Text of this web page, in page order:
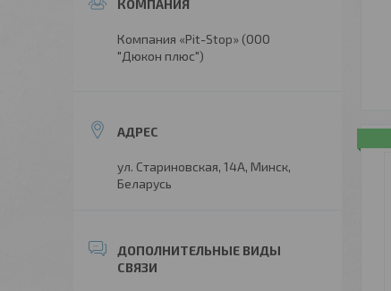
Компания «Pit-Stop» (ООО
"Дюкон плюс")
ул. Стариновская, 14А, Минск,
Беларусь